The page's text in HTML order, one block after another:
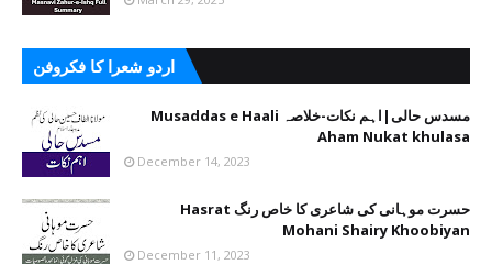
اردو شعرا کا فکروفن
مسدس حالی|اہم نکات-خلاصہ Musaddas e Haali
Aham Nukat khulasa
December 14, 2023
حسرت موہانی کی شاعری کا خاص رنگ Hasrat
Mohani Shairy Khoobiyan
December 11, 2023